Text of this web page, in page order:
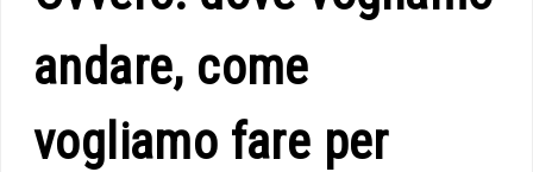
andare, come
vogliamo fare per